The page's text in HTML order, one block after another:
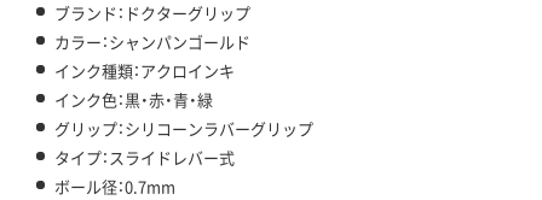
ブランド：ドクターグリップ
カラー：シャンパンゴールド
インク種類：アクロインキ
インク色：黒・赤・青・緑
グリップ：シリコーンラバーグリップ
タイプ：スライドレバー式
ボール径：0.7mm